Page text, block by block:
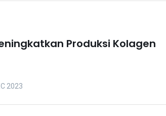
Produksi Kolagen
2023